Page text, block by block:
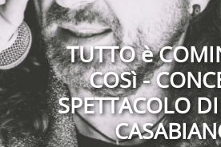
TUTTO è
COSì -
SPETTACOLO